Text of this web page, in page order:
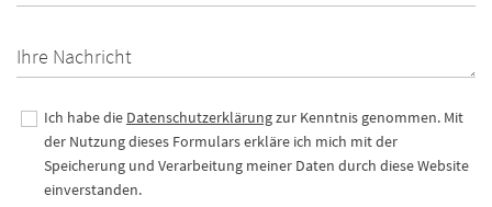
Ihre Nachricht
Ich habe die Datenschutzerklärungzur Kenntnis genommen. Mit
der Nutzung dieses Formulars erkläre ich mich mit der
Speicherung und Verarbeitung meiner Daten durch diese Website
einverstanden.